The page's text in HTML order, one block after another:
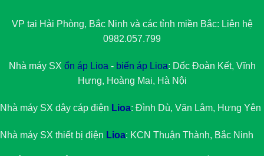
VP tại Hải Phòng, Bắc Ninh và các tỉnh miền Bắc: Liên hệ
0982.057.799
Nhà máy SX ổn áp Lioa - biến áp Lioa: Dốc Đoàn Kết, Vĩnh
Hưng, Hoàng Mai, Hà Nội
Nhà máy SX dây cáp điện Lioa: Đình Dù, Văn Lâm, Hưng Yên
Nhà máy SX thiết bị điện Lioa: KCN Thuận Thành, Bắc Ninh